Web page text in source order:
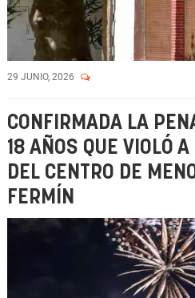
29 JUNIO, 2026
CONFIRMADA LA
18 AÑOS QUE VIOLÓ
DEL CENTRO DE
FERMÍN